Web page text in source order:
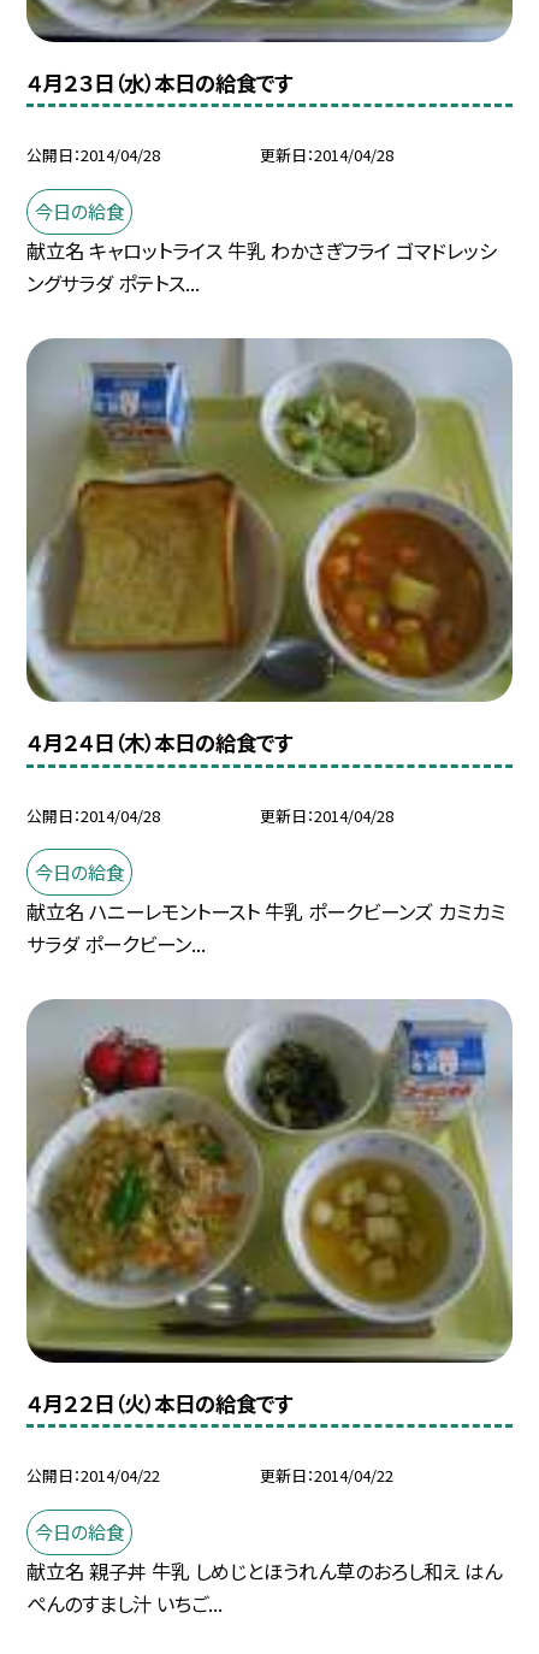
４月２３日（水）本日の給食です
公開日 2014/04/28 更新日 2014/04/28
今日の給食
献立名 キャロットライス 牛乳 わかさぎフライ ゴマドレッシ
ングサラダ ポテトス...
４月２４日（木）本日の給食です
公開日 2014/04/28 更新日 2014/04/28
今日の給食
献立名 ハニーレモントースト 牛乳 ポークビーンズ カミカミ
サラダ ポークビーン...
４月２２日（火）本日の給食です
公開日 2014/04/22 更新日 2014/04/22
今日の給食
献立名 親子丼 牛乳 しめじとほうれん草のおろし和え はん
ぺんのすまし汁 いちご...